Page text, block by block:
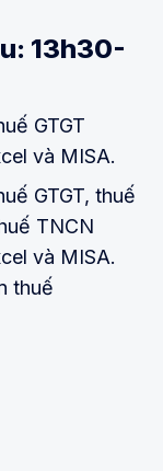
13h30-
GTGT
và MISA.
GTGT, thuế
TNCN
và MISA.
thuế